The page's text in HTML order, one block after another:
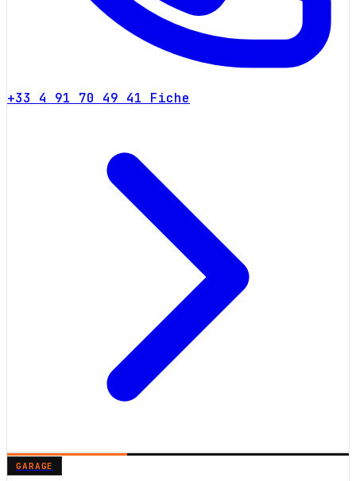
+33 4 91 70 49 41 Fiche
GARAGE